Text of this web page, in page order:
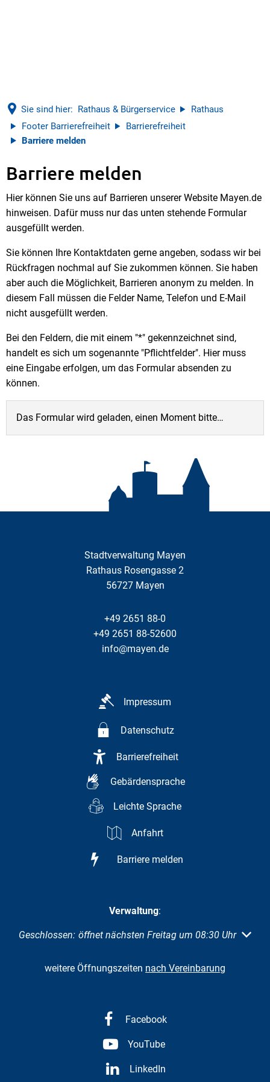
Sie sind hier: Rathaus & Bürgerservice
Rathaus
Footer Barrierefreiheit
Barrierefreiheit
Barriere melden
Barriere
melden
Barriere melden
Hier können Sie uns auf Barrieren unserer Website Mayen.de
hinweisen. Dafür muss nur das unten stehende Formular
ausgefüllt werden.
Sie können Ihre Kontaktdaten gerne angeben, sodass wir bei
Rückfragen nochmal auf Sie zukommen können. Sie haben
aber auch die Möglichkeit, Barrieren anonym zu melden. In
diesem Fall müssen die Felder Name, Telefon und E-Mail
nicht ausgefüllt werden.
Bei den Feldern, die mit einem "*" gekennzeichnet sind,
handelt es sich um sogenannte "Pflichtfelder". Hier muss
eine Eingabe erfolgen, um das Formular absenden zu
können.
Das Formular wird geladen, einen Moment bitte…
Stadtverwaltung Mayen
Rathaus Rosengasse 2
56727 Mayen
+49 2651 88-0
+49 2651 88-52600
info@mayen.de
Impressum
Datenschutz
Barrierefreiheit
Gebärdensprache
Leichte Sprache
Anfahrt
Barriere melden
Verwaltung:
Klicken, um weitere Öffnungs- oder Schließzeiten
Geschlossen: öffnet nächsten Freitag um 08:30 Uhr
weitere Öffnungszeiten nach Vereinbarung
Facebook
YouTube
LinkedIn